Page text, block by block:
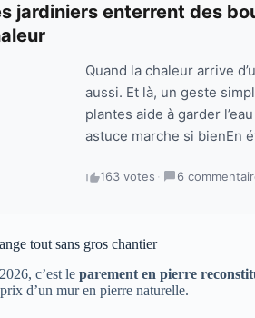
jardiniers enterrent des
Quand la chaleur arrive
aussi. Et là, un geste
plantes aide à garder
astuce marche si bienEn
163 votes · 6
tout sans gros chantier
c’est le parement en pierre
d’un mur en pierre naturelle.